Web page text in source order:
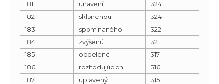
181
unavení
324
182
sklonenou
324
183
spomínaného
322
184
zvýšenú
321
185
oddelené
317
186
rozhodujúcich
316
187
upravený
315